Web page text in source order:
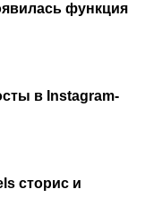
функция
в Instagram-
сторис и